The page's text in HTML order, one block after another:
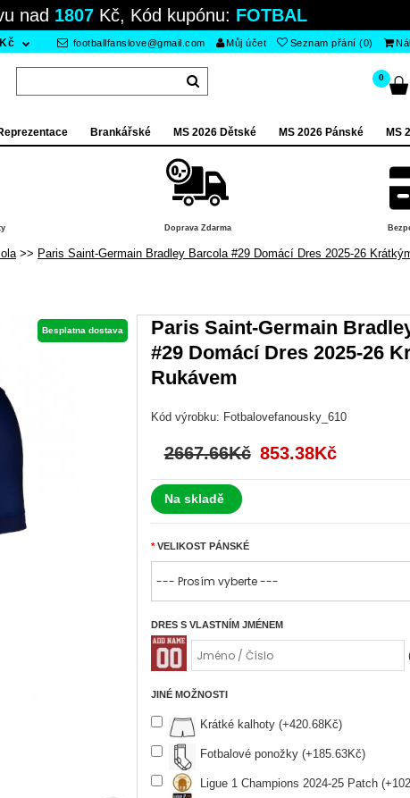
nad 1807 Kč, Kód kupónu: FOTBAL
Kč footballfanslove@gmail.com Můj účet Seznam přání (0)
0
Brankářské MS 2026 Dětské MS 2026 Pánské MS
Doprava Zdarma
Paris Saint-Germain Bradley Barcola #29 Domácí Dres 2025-26
Besplatna dostava
Paris Saint-Germain
#29 Domácí Dres 2025-26
Rukávem
Kód výrobku: Fotbalovefanousky_610
2667.66Kč 853.38Kč
Na skladě
VELIKOST PÁNSKÉ
DRES S VLASTNÍM JMÉNEM
JINÉ MOŽNOSTI
Krátké kalhoty (+420.68Kč)
Fotbalové ponožky (+185.63Kč)
Ligue 1 Champions 2024-25 Patch